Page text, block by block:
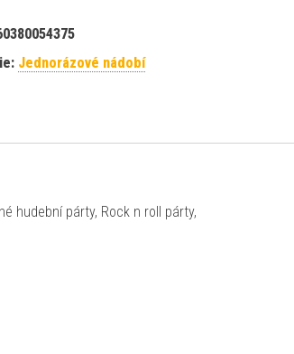
Jednorázové nádobí
hudební párty, Rock n roll párty,